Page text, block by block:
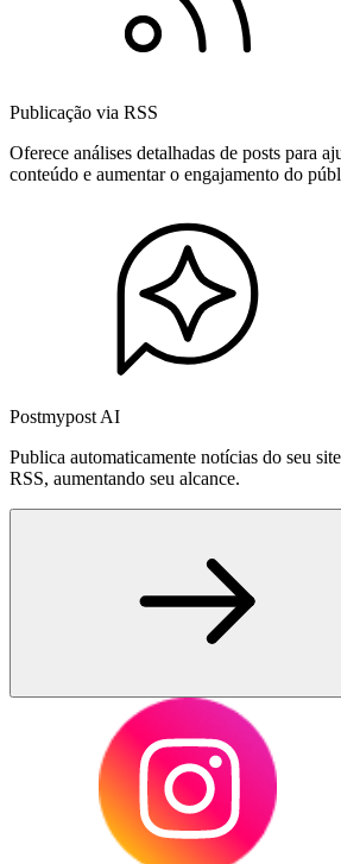
Publicação via RSS
Oferece análises detalhadas de posts para
conteúdo e aumentar o engajamento do
Postmypost AI
Publica automaticamente notícias do seu
RSS, aumentando seu alcance.